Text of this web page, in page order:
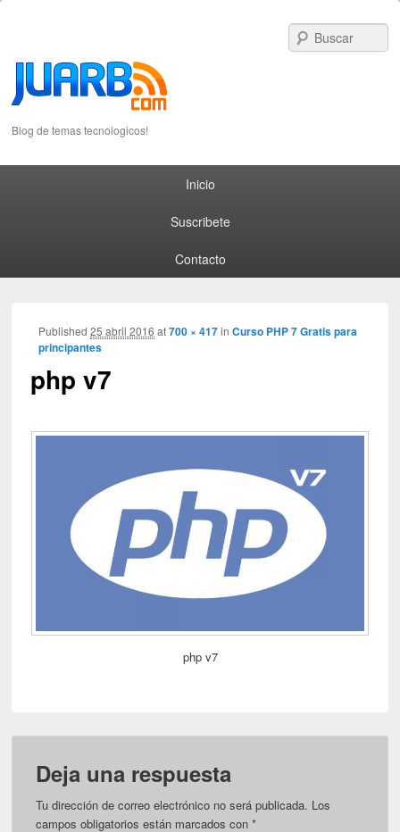
Blog de temas tecnologicos!
Inicio
Suscribete
Contacto
php v7
Published25 abril 2016 at700 × 417inCurso PHP 7 Gratis para
principantes
php v7
Deja una respuesta
Tu dirección de correo electrónico no será publicada. Los
campos obligatorios están marcados con*